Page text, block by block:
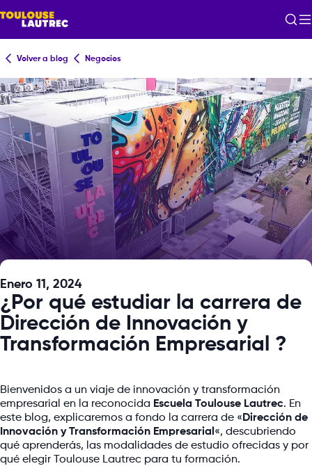
Volver a blog Negocios
Enero 11, 2024
¿Por qué estudiar la carrera de
Dirección de Innovación y
Transformación Empresarial ?
Bienvenidos a un viaje de innovación y transformación
empresarial en la reconocida Escuela Toulouse Lautrec. En
este blog, explicaremos a fondo la carrera de « Dirección de
Innovación y Transformación Empresarial «, descubriendo
qué aprenderás, las modalidades de estudio ofrecidas y por
qué elegir Toulouse Lautrec para tu formación.